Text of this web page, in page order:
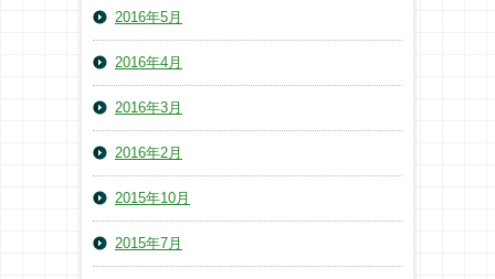
2016年5月
2016年4月
2016年3月
2016年2月
2015年10月
2015年7月